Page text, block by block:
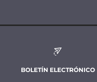
BOLETÍN ELECTRÓNICO